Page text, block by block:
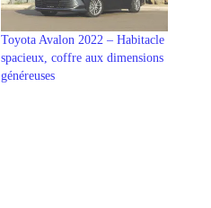
Toyota Avalon 2022 – Habitacle
spacieux, coffre aux dimensions
généreuses